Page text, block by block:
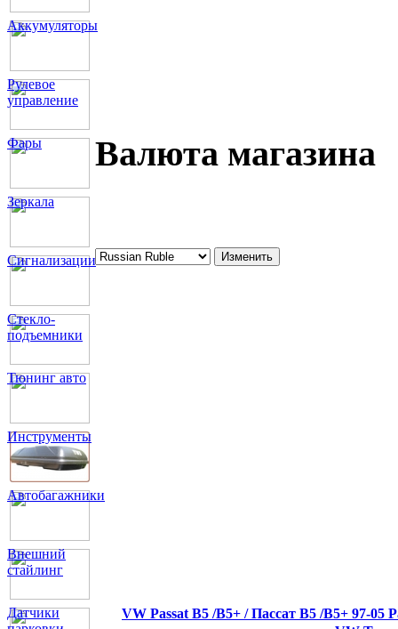
Аккумуляторы
Рулевое
управление
Фары
Зеркала
Сигнализации
Стекло-
подъемники
Тюнинг авто
Инструменты
Автобагажники
Внешний
стайлинг
Датчики
Валюта магазина
VW Passat B5 /В5+ / Пассат В5 /В5+ 97-05